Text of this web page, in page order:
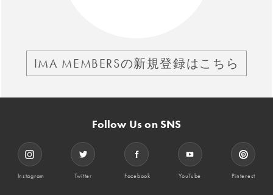
IMA MEMBERSの新規登録はこちら
Follow Us on SNS
Instagram Twitter Facebook YouTube Pinterest